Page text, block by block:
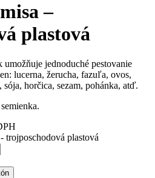
–
plastová
jednoduché pestovanie
lucerna, žerucha, fazuľa, ovos,
horčica, sezam, pohánka, atď.
trojposchodová plastová